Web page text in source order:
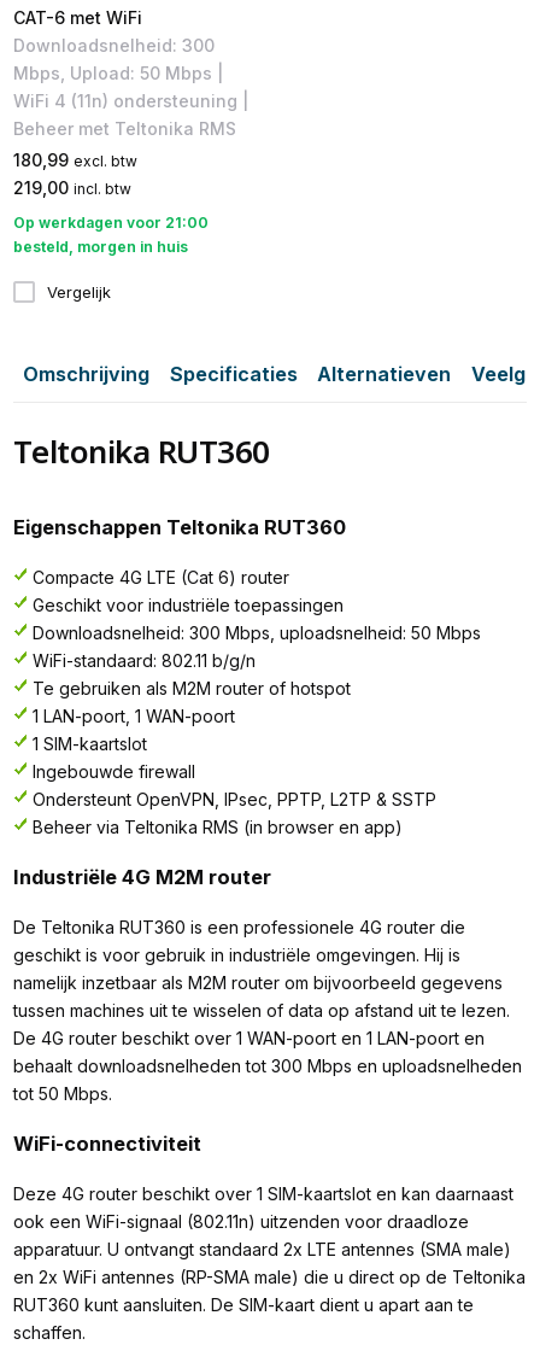
CAT-6 met WiFi
Downloadsnelheid: 300
Mbps, Upload: 50 Mbps |
WiFi 4 (11n) ondersteuning |
Beheer met Teltonika RMS
180,99 excl. btw
219,00 incl. btw
Op werkdagen voor 21:00
besteld, morgen in huis
Vergelijk
Omschrijving Specificaties Alternatieven
Teltonika RUT360
Eigenschappen Teltonika RUT360
Compacte 4G LTE (Cat 6) router
Geschikt voor industriële toepassingen
Downloadsnelheid: 300 Mbps, uploadsnelheid: 50 Mbps
WiFi-standaard: 802.11 b/g/n
Te gebruiken als M2M router of hotspot
1 LAN-poort, 1 WAN-poort
1 SIM-kaartslot
Ingebouwde firewall
Ondersteunt OpenVPN, IPsec, PPTP, L2TP & SSTP
Beheer via Teltonika RMS (in browser en app)
Industriële 4G M2M router
De Teltonika RUT360 is een professionele 4G router die
geschikt is voor gebruik in industriële omgevingen. Hij is
namelijk inzetbaar als M2M router om bijvoorbeeld gegevens
tussen machines uit te wisselen of data op afstand uit te lezen.
De 4G router beschikt over 1 WAN-poort en 1 LAN-poort en
behaalt downloadsnelheden tot 300 Mbps en uploadsnelheden
tot 50 Mbps.
WiFi-connectiviteit
Deze 4G router beschikt over 1 SIM-kaartslot en kan daarnaast
ook een WiFi-signaal (802.11n) uitzenden voor draadloze
apparatuur. U ontvangt standaard 2x LTE antennes (SMA male)
en 2x WiFi antennes (RP-SMA male) die u direct op de Teltonika
RUT360 kunt aansluiten. De SIM-kaart dient u apart aan te
schaffen.